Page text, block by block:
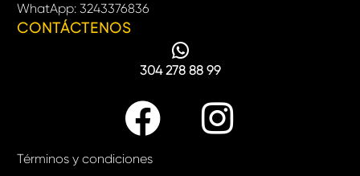
WhatApp: 3243376836
CONTÁCTENOS
304 278 88 99
Términos y condiciones